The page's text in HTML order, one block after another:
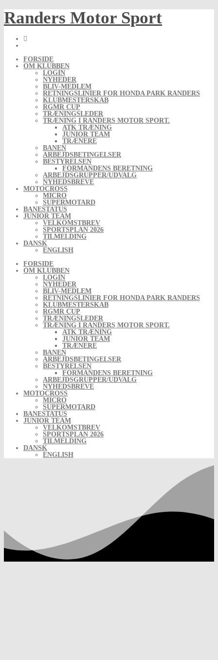
Skip
to
content
Randers Motor Sport
FORSIDE
OM KLUBBEN
LOGIN
NYHEDER
BLIV-MEDLEM
RETNINGSLINIER FOR HONDA PARK RANDERS
KLUBMESTERSKAB
RGMR CUP
TRÆNINGSLEDER
TRÆNING I RANDERS MOTOR SPORT.
ATK TRÆNING
JUNIOR TEAM
TRÆNERE
BANEN
ARBEJDSBETINGELSER
BESTYRELSEN
FORMANDENS BERETNING
ARBEJDSGRUPPER/UDVALG
NYHEDSBREVE
MOTOCROSS
MICRO
SUPERMOTARD
BANESTATUS
JUNIOR TEAM
VELKOMSTBREV
SPORTSPLAN 2026
TILMELDING
DANSK
ENGLISH
FORSIDE
OM KLUBBEN
LOGIN
NYHEDER
BLIV-MEDLEM
RETNINGSLINIER FOR HONDA PARK RANDERS
KLUBMESTERSKAB
RGMR CUP
TRÆNINGSLEDER
TRÆNING I RANDERS MOTOR SPORT.
ATK TRÆNING
JUNIOR TEAM
TRÆNERE
BANEN
ARBEJDSBETINGELSER
BESTYRELSEN
FORMANDENS BERETNING
ARBEJDSGRUPPER/UDVALG
NYHEDSBREVE
MOTOCROSS
MICRO
SUPERMOTARD
BANESTATUS
JUNIOR TEAM
VELKOMSTBREV
SPORTSPLAN 2026
TILMELDING
DANSK
ENGLISH